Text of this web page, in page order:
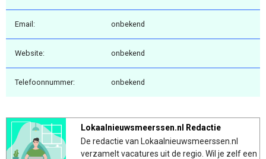
Email: onbekend
Website: onbekend
Telefoonnummer: onbekend
Lokaalnieuwsmeerssen.nl Redactie
De redactie van Lokaalnieuwsmeerssen.nl
verzamelt vacatures uit de regio. Wil je zelf een